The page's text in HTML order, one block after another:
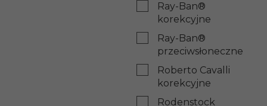
Ray-Ban®
korekcyjne
Ray-Ban®
przeciwsłoneczne
Roberto Cavalli
korekcyjne
Rodenstock